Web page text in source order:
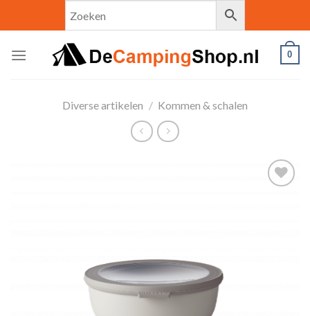
0
Diverse artikelen / Kommen & schalen